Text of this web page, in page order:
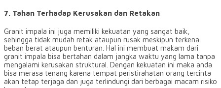
7. Tahan Terhadap Kerusakan dan Retakan
Granit impala ini juga memiliki kekuatan yang sangat baik,
sehingga tidak mudah retak ataupun rusak meskipun terkena
beban berat ataupun benturan. Hal ini membuat makam dari
granit impala bisa bertahan dalam jangka waktu yang lama tanpa
mengalami kerusakan struktural. Dengan kekuatan ini maka anda
bisa merasa tenang karena tempat peristirahatan orang tercinta
akan tetap terjaga dan juga terlindungi dari berbagai macam risiko